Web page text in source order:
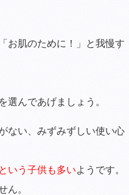
お肌のために！」と我慢す
選んであげましょう。
ない、みずみずしい使い心
いう子供も多いようです。
ん。